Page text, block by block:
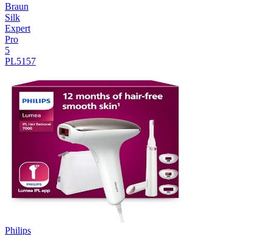
Braun
Silk
Expert
Pro
5
PL5157
Philips